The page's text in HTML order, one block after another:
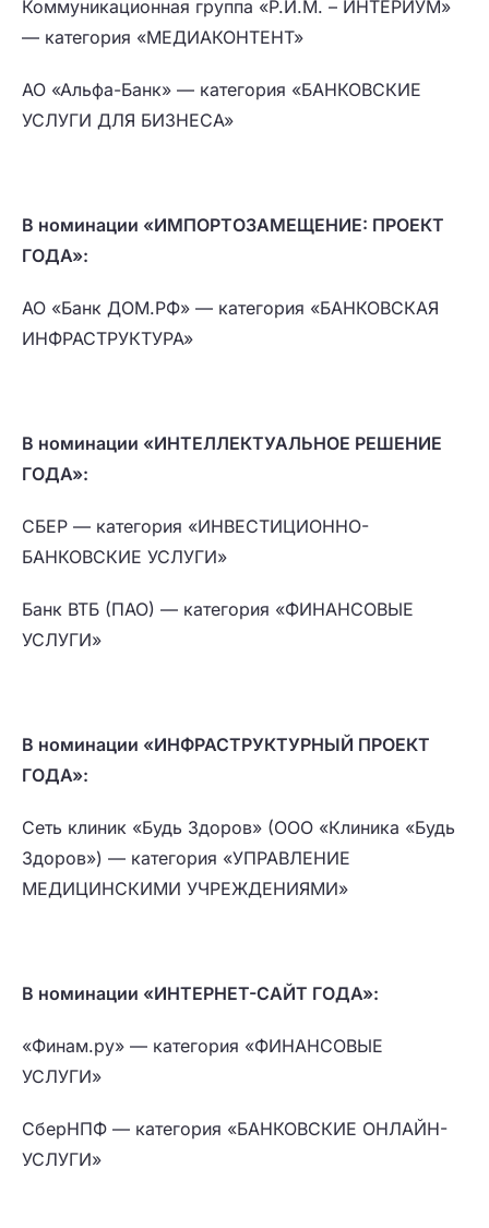
Коммуникационная группа «Р.И.М. – ИНТЕРИУМ»
— категория «МЕДИАКОНТЕНТ»
АО «Альфа-Банк» — категория «БАНКОВСКИЕ
УСЛУГИ ДЛЯ БИЗНЕСА»
В номинации «ИМПОРТОЗАМЕЩЕНИЕ: ПРОЕКТ
ГОДА»:
АО «Банк ДОМ.РФ» — категория «БАНКОВСКАЯ
ИНФРАСТРУКТУРА»
В номинации «ИНТЕЛЛЕКТУАЛЬНОЕ РЕШЕНИЕ
ГОДА»:
СБЕР — категория «ИНВЕСТИЦИОННО-
БАНКОВСКИЕ УСЛУГИ»
Банк ВТБ (ПАО) — категория «ФИНАНСОВЫЕ
УСЛУГИ»
В номинации «ИНФРАСТРУКТУРНЫЙ ПРОЕКТ
ГОДА»:
Сеть клиник «Будь Здоров» (ООО «Клиника «Будь
Здоров») — категория «УПРАВЛЕНИЕ
МЕДИЦИНСКИМИ УЧРЕЖДЕНИЯМИ»
В номинации «ИНТЕРНЕТ-САЙТ ГОДА»:
«Финам.ру» — категория «ФИНАНСОВЫЕ
УСЛУГИ»
СберНПФ — категория «БАНКОВСКИЕ ОНЛАЙН-
УСЛУГИ»